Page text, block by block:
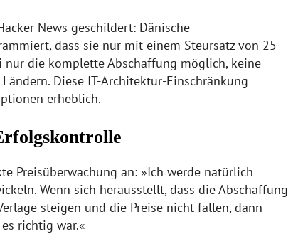
News geschildert: Dänische
dass sie nur mit einem Steursatz von 25
nur die komplette Abschaffung möglich, keine
Diese IT-Architektur-Einschränkung
erheblich.
Preisüberwachung an: »Ich werde natürlich
Wenn sich herausstellt, dass die Abschaffung
steigen und die Preise nicht fallen, dann
richtig war.«